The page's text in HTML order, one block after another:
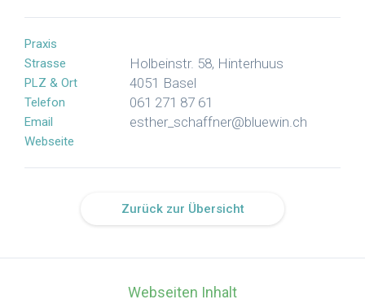
Praxis
Strasse
Holbeinstr. 58, Hinterhuus
PLZ & Ort 4051 Basel
Telefon 061 271 87 61
Email esther_schaffner@bluewin.ch
Webseite
Zurück zur Übersicht
Webseiten Inhalt